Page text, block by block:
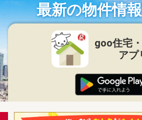
最新の物件情
goo住宅
アプ